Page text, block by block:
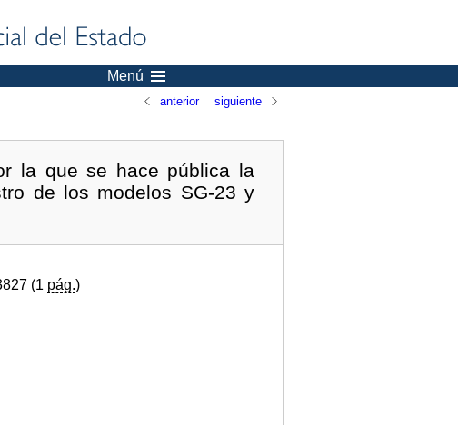
Menú
anterior siguiente
la que se hace pública la
de los modelos SG-23 y
(1 pág.)